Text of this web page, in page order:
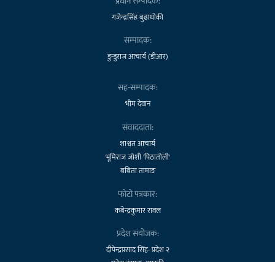
गजेन्द्रसिंह बुढाथोकी
सम्पादक:
डुन्डुराज आचार्य (डीआर)
सह-सम्पादक:
भीम देवान
संवाददाता:
शाश्वत आचार्य
भूमिराज जोशी 'पिठातोली'
बबिता तामाङ
फोटो पत्रकार:
कबेन्द्रकुमार रावल
प्रदेश संयोजक:
दीपेन्द्रप्रसाद सिंह- प्रदेश २